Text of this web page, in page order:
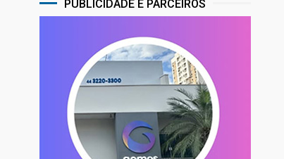
PUBLICIDADE E PARCEIROS